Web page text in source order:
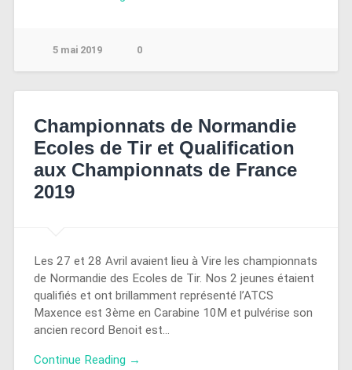
5 mai 2019 0
Championnats de Normandie
Ecoles de Tir et Qualification
aux Championnats de France
2019
Les 27 et 28 Avril avaient lieu à Vire les championnats
de Normandie des Ecoles de Tir. Nos 2 jeunes étaient
qualifiés et ont brillamment représenté l’ATCS
Maxence est 3ème en Carabine 10M et pulvérise son
ancien record Benoit est…
Continue Reading →